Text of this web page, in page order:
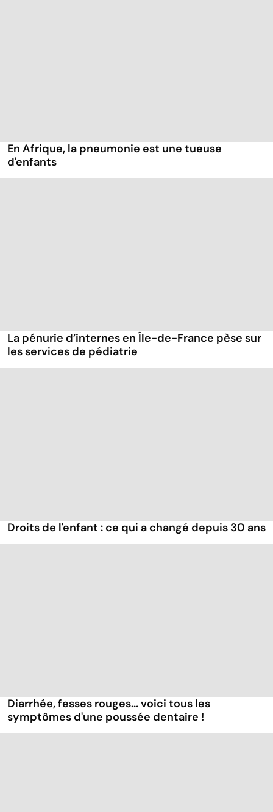
En Afrique, la pneumonie est une tueuse
d'enfants
La pénurie d’internes en Île-de-France pèse sur
les services de pédiatrie
Droits de l'enfant : ce qui a changé depuis 30 ans
Diarrhée, fesses rouges... voici tous les
symptômes d'une poussée dentaire !